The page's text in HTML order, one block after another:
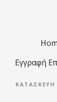
Εγγραφή
ΚΑΤΑΣΚΕΥΉ